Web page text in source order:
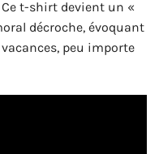
t-shirt devient un «
décroche, évoquant
peu importe